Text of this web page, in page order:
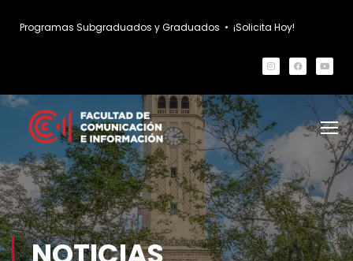
Programas Subgraduados y Graduados • ¡Solicita Hoy!